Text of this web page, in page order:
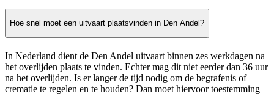
Hoe snel moet een uitvaart plaatsvinden in Den Andel?
In Nederland dient de Den Andel uitvaart binnen zes werkdagen na
het overlijden plaats te vinden. Echter mag dit niet eerder dan 36 uur
na het overlijden. Is er langer de tijd nodig om de begrafenis of
crematie te regelen en te houden? Dan moet hiervoor toestemming